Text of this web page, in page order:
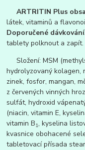
ARTRITIN Plus
látek, vitaminů a
Doporučené
tablety polknout a zapít.
Složení: MSM
hydrolyzovaný kolagen,
zinek, fosfor, mangan,
z červených vinných
sulfát, hydroxid
(niacin, vitamin E,
vitamin B1, kyselina
kvasnice obohacené
tabletovací přísada